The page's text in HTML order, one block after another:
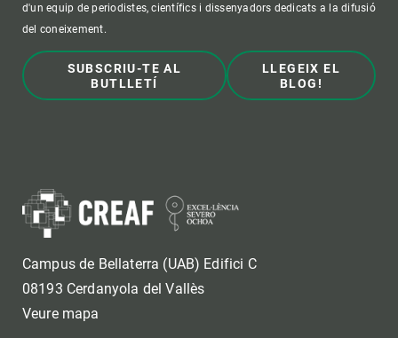
d'un equip de periodistes, científics i dissenyadors dedicats a la difusió
del coneixement.
SUBSCRIU-TE AL
BUTLLETÍ
LLEGEIX EL
BLOG!
Campus de Bellaterra (UAB) Edifici C
08193 Cerdanyola del Vallès
Veure mapa